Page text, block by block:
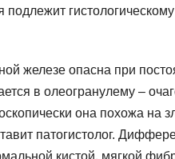
железе опасна при
в олеогранулему –
она похожа на
патогистолог.